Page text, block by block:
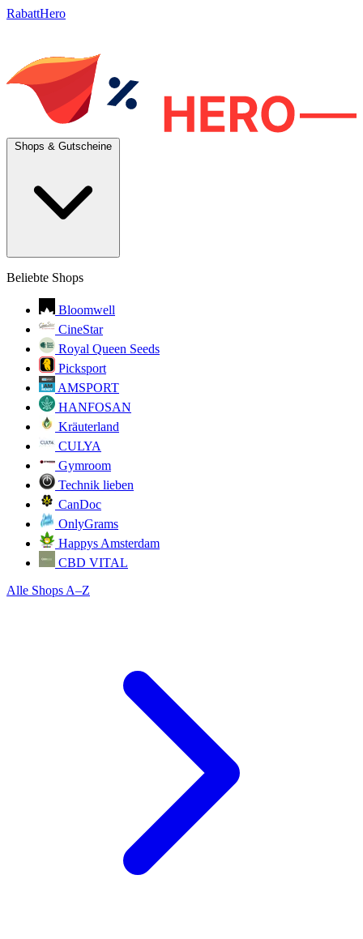
RabattHero
Beliebte Shops
Bloomwell
CineStar
Royal Queen Seeds
Picksport
AMSPORT
HANFOSAN
Kräuterland
CULYA
Gymroom
Technik lieben
CanDoc
OnlyGrams
Happys Amsterdam
CBD VITAL
Alle Shops A–Z